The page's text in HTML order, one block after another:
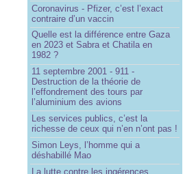
Coronavirus - Pfizer, c’est l’exact
contraire d’un vaccin
Quelle est la différence entre Gaza
en 2023 et Sabra et Chatila en
1982 ?
11 septembre 2001 - 911 -
Destruction de la théorie de
l’effondrement des tours par
l’aluminium des avions
Les services publics, c’est la
richesse de ceux qui n’en n’ont pas !
Simon Leys, l’homme qui a
déshabillé Mao
La lutte contre les ingérences